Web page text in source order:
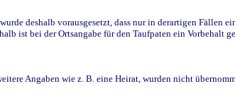
deshalb vorausgesetzt, dass nur in derartigen Fällen
ist bei der Ortsangabe für den Taufpaten ein Vorbehalt
Angaben wie z. B. eine Heirat, wurden nicht